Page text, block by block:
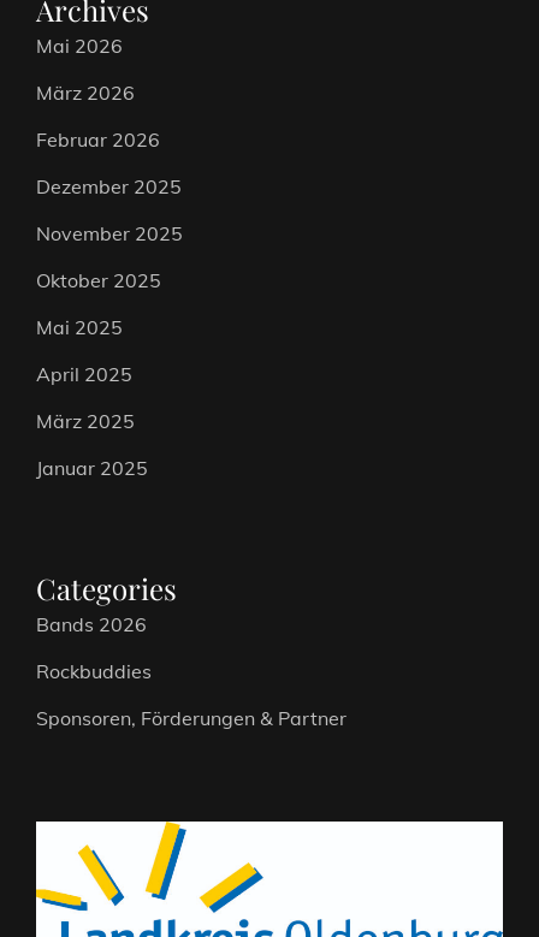
Archives
Mai 2026
März 2026
Februar 2026
Dezember 2025
November 2025
Oktober 2025
Mai 2025
April 2025
März 2025
Januar 2025
Categories
Bands 2026
Rockbuddies
Sponsoren, Förderungen & Partner